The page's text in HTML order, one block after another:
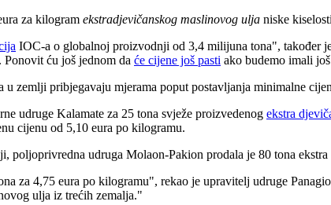
za kilogram ekstradjevičanskog maslinovog ulja niske
IOC-a o globalnoj proizvodnji od 3,4 milijuna tona", također
ću još jednom da će cijene još pasti ako budemo imali
zemlji pribjegavaju mjerama poput postavljanja minimalne
udruge Kalamate za 25 tona svježe proizvedenog ekstra
cijenu od 5,10 eura po kilogramu.
poljoprivredna udruga Molaon-Pakion prodala je 80 tona
za 4,75 eura po kilogramu", rekao je upravitelj udruge
ulja iz trećih zemalja."